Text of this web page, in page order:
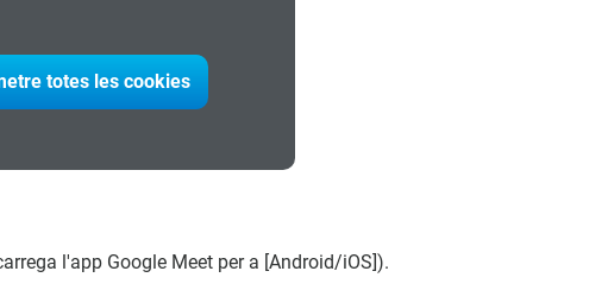
totes les cookies
l'app Google Meet per a [Android/iOS]).